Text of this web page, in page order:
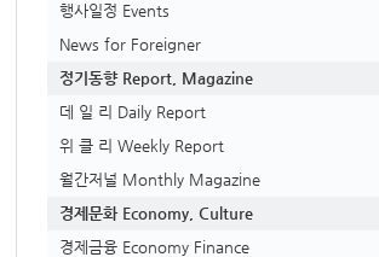
행사일정 Events
News for Foreigner
정기동향 Report, Magazine
데 일 리 Daily Report
위 클 리 Weekly Report
월간저널 Monthly Magazine
경제문화 Economy, Culture
경제금융 Economy Finance